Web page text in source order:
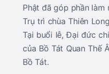
Phật đã góp phần
Trụ trì chùa Thiên
Tại buổi lễ, Đại đức
của Bồ Tát Quan Thế
Bồ Tát.